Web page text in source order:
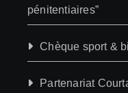
pénitentiaires”
Chèque sport &
Partenariat